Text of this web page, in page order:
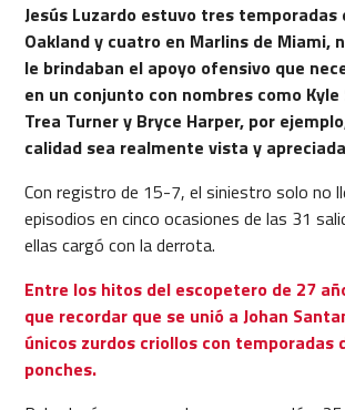
Jesús Luzardo estuvo tres
Oakland y cuatro en Marlins de Miami,
le brindaban el apoyo ofensivo que
en un conjunto con nombres como Kyle
Trea Turner y Bryce Harper, por
calidad sea realmente vista y
Con registro de 15-7, el siniestro solo no
episodios en cinco ocasiones de las 31
ellas cargó con la derrota.
Entre los hitos del escopetero de 27
que recordar que se unió a Johan
únicos zurdos criollos con temporadas
ponches.